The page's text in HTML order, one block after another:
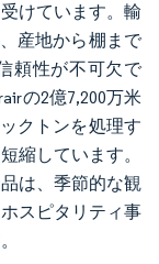
けています。輸
産地から棚まで
頼性が不可欠で
の2億7,200万米
クトンを処理す
縮しています。
は、季節的な観
スピタリティ事